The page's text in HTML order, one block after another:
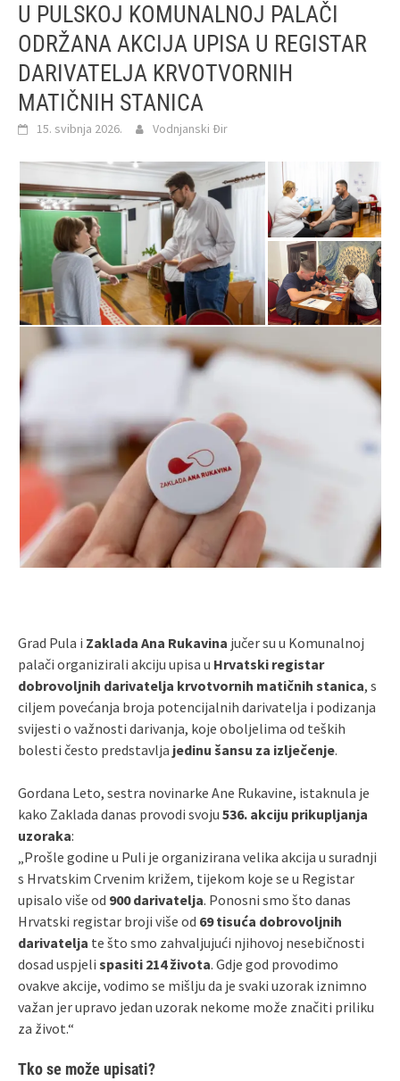
U PULSKOJ KOMUNALNOJ PALAČI
ODRŽANA AKCIJA UPISA U REGISTAR
DARIVATELJA KRVOTVORNIH
MATIČNIH STANICA
15. svibnja 2026. Vodnjanski Đir
Grad Pula i Zaklada Ana Rukavina jučer su u Komunalnoj
palači organizirali akciju upisa u Hrvatski registar
dobrovoljnih darivatelja krvotvornih matičnih stanica, s
ciljem povećanja broja potencijalnih darivatelja i podizanja
svijesti o važnosti darivanja, koje oboljelima od teških
bolesti često predstavlja jedinu šansu za izlječenje.
Gordana Leto, sestra novinarke Ane Rukavine, istaknula je
kako Zaklada danas provodi svoju 536. akciju prikupljanja
uzoraka:
„Prošle godine u Puli je organizirana velika akcija u suradnji
s Hrvatskim Crvenim križem, tijekom koje se u Registar
upisalo više od 900 darivatelja. Ponosni smo što danas
Hrvatski registar broji više od 69 tisuća dobrovoljnih
darivatelja te što smo zahvaljujući njihovoj nesebičnosti
dosad uspjeli spasiti 214 života. Gdje god provodimo
ovakve akcije, vodimo se mišlju da je svaki uzorak iznimno
važan jer upravo jedan uzorak nekome može značiti priliku
za život.“
Tko se može upisati?